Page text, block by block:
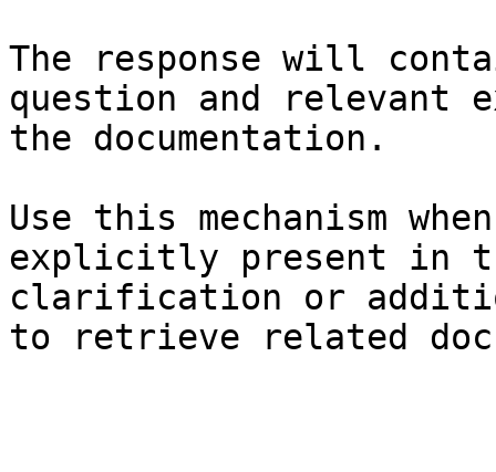
The response will
question and relevant
the documentation.
Use this mechanism
explicitly present in
clarification or